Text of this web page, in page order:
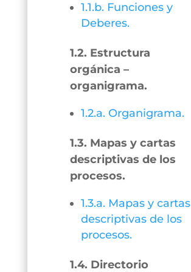
1.1.b. Funciones y
Deberes.
1.2. Estructura
orgánica –
organigrama.
1.2.a. Organigrama.
1.3. Mapas y cartas
descriptivas de los
procesos.
1.3.a. Mapas y cartas
descriptivas de los
procesos.
1.4. Directorio